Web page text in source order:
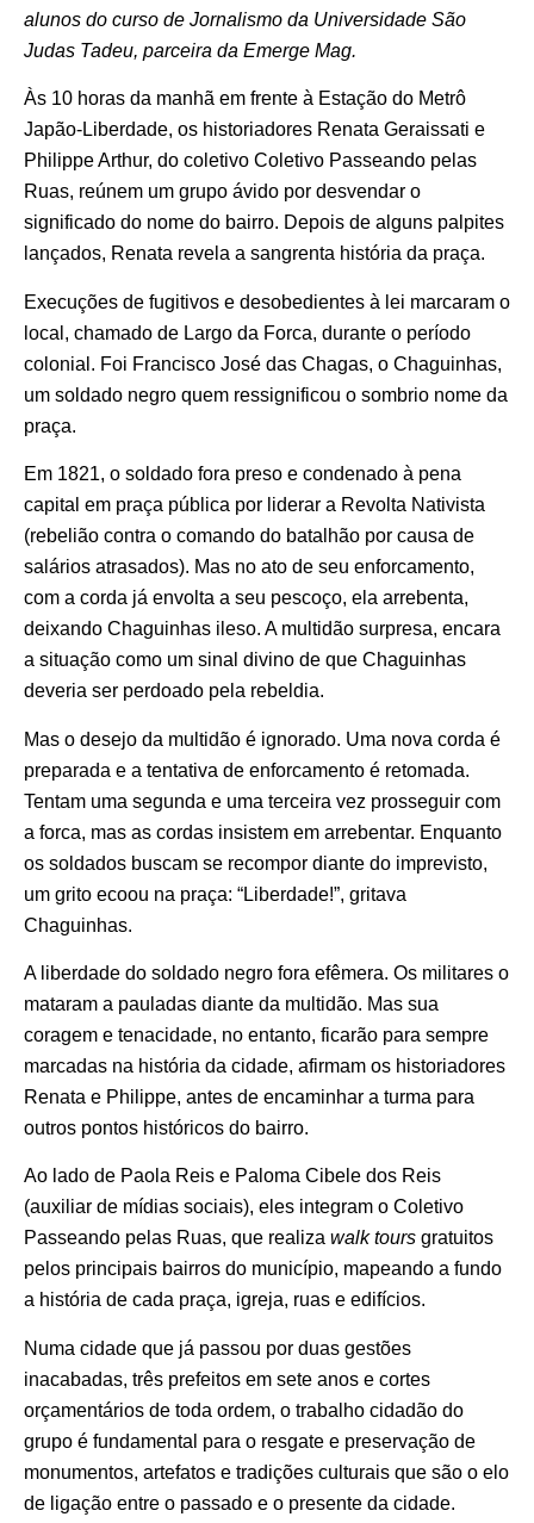
alunos do curso de Jornalismo da Universidade São
Judas Tadeu, parceira da Emerge Mag.
Às 10 horas da manhã em frente à Estação do Metrô
Japão-Liberdade, os historiadores Renata Geraissati e
Philippe Arthur, do coletivo Coletivo Passeando pelas
Ruas, reúnem um grupo ávido por desvendar o
significado do nome do bairro. Depois de alguns palpites
lançados, Renata revela a sangrenta história da praça.
Execuções de fugitivos e desobedientes à lei marcaram o
local, chamado de Largo da Forca, durante o período
colonial. Foi Francisco José das Chagas, o Chaguinhas,
um soldado negro quem ressignificou o sombrio nome da
praça.
Em 1821, o soldado fora preso e condenado à pena
capital em praça pública por liderar a Revolta Nativista
(rebelião contra o comando do batalhão por causa de
salários atrasados). Mas no ato de seu enforcamento,
com a corda já envolta a seu pescoço, ela arrebenta,
deixando Chaguinhas ileso. A multidão surpresa, encara
a situação como um sinal divino de que Chaguinhas
deveria ser perdoado pela rebeldia.
Mas o desejo da multidão é ignorado. Uma nova corda é
preparada e a tentativa de enforcamento é retomada.
Tentam uma segunda e uma terceira vez prosseguir com
a forca, mas as cordas insistem em arrebentar. Enquanto
os soldados buscam se recompor diante do imprevisto,
um grito ecoou na praça: “Liberdade!”, gritava
Chaguinhas.
A liberdade do soldado negro fora efêmera. Os militares o
mataram a pauladas diante da multidão. Mas sua
coragem e tenacidade, no entanto, ficarão para sempre
marcadas na história da cidade, afirmam os historiadores
Renata e Philippe, antes de encaminhar a turma para
outros pontos históricos do bairro.
Ao lado de Paola Reis e Paloma Cibele dos Reis
(auxiliar de mídias sociais), eles integram o Coletivo
Passeando pelas Ruas, que realiza walk tours gratuitos
pelos principais bairros do município, mapeando a fundo
a história de cada praça, igreja, ruas e edifícios.
Numa cidade que já passou por duas gestões
inacabadas, três prefeitos em sete anos e cortes
orçamentários de toda ordem, o trabalho cidadão do
grupo é fundamental para o resgate e preservação de
monumentos, artefatos e tradições culturais que são o elo
de ligação entre o passado e o presente da cidade.